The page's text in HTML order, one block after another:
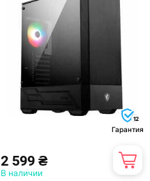
12
Гарантия
2 599 ₴
В наличии